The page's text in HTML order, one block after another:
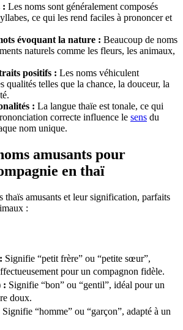
: Les noms sont généralement composés
ce qui les rend faciles à prononcer et
évoquant la nature : Beaucoup de noms
naturels comme les fleurs, les animaux,
positifs : Les noms véhiculent
qualités telles que la chance, la douceur, la
: La langue thaïe est tonale, ce qui
correcte influence le sens du
nom unique.
amusants pour
en thaï
thaïs amusants et leur signification, parfaits
:
Signifie “petit frère” ou “petite sœur”,
pour un compagnon fidèle.
: Signifie “bon” ou “gentil”, idéal pour un
doux.
Signifie “homme” ou “garçon”, adapté à un